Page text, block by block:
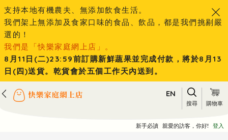
支持本地有機農夫、無添加飲食生活。
我們架上無添加及食家口味的食品、飲品，都是我們挑剔嚴
選的！
我們是「快樂家庭網上店」。
8月11日(二)23:59前訂購新鮮蔬果並完成付款，將於8月13
日(四)送貨。乾貨會於五個工作天內送到。
EN
搜尋 購物車
新手必讀 親愛的訪客，你好! 登入